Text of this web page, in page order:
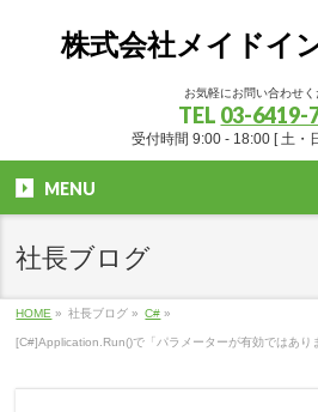
株式会社メイドイ
お気軽にお問い合わせ
TEL 03-6419-
受付時間 9:00 - 18:00 [ 土・
MENU
社長ブログ
HOME » 社長ブログ » C# »
[C#]Application.Run()で「パラメーターが有効ではあり